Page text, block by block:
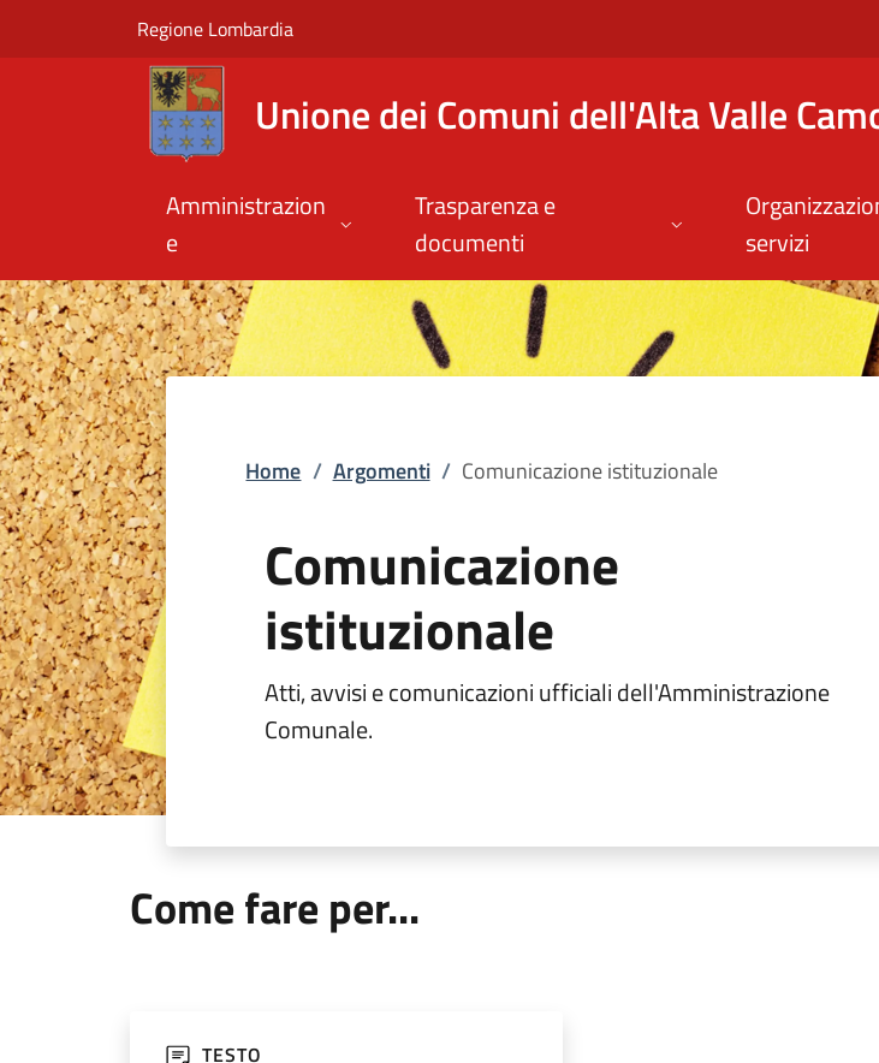
Vai al contenuto principale
Comunicazione istituzionale |
Regione Lombardia
Unione dei Comuni dell'Alta Valle
Amministrazion
e
Trasparenza e
documenti
servizi
Home / Argomenti / Comunicazione istituzionale
Comunicazione
istituzionale
Atti, avvisi e comunicazioni ufficiali dell'Amministrazione
Comunale.
Come fare per...
TESTO